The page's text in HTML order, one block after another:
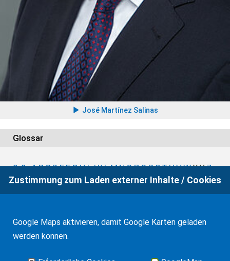
José Martínez Salinas
Glossar
0-9 ABCDEFGHIJKLMNOPQRSTUVWXYZ
Auf Wunsch beraten wir auch telefonisch oder über
Zustimmung zum Laden externer Inhalte / Cookies
Google Maps aktivieren, damit Google Karten geladen
werden können.